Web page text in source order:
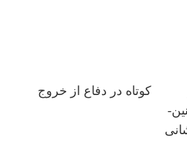
کوتاه در دفاع از خروج